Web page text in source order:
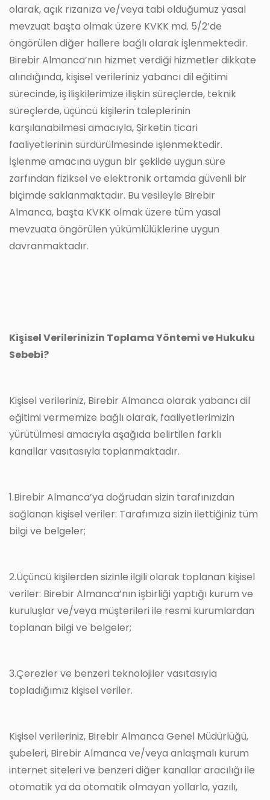
olarak, açık rızanıza ve/veya tabi olduğumuz yasal
mevzuat başta olmak üzere KVKK md. 5/2’de
öngörülen diğer hallere bağlı olarak işlenmektedir.
Birebir Almanca’nın hizmet verdiği hizmetler dikkate
alındığında, kişisel verileriniz yabancı dil eğitimi
sürecinde, iş ilişkilerimize ilişkin süreçlerde, teknik
süreçlerde, üçüncü kişilerin taleplerinin
karşılanabilmesi amacıyla, Şirketin ticari
faaliyetlerinin sürdürülmesinde işlenmektedir.
İşlenme amacına uygun bir şekilde uygun süre
zarfından fiziksel ve elektronik ortamda güvenli bir
biçimde saklanmaktadır. Bu vesileyle Birebir
Almanca, başta KVKK olmak üzere tüm yasal
mevzuata öngörülen yükümlülüklerine uygun
davranmaktadır.
Kişisel Verilerinizin Toplama Yöntemi ve Hukuku
Sebebi?
Kişisel verileriniz, Birebir Almanca olarak yabancı dil
eğitimi vermemize bağlı olarak, faaliyetlerimizin
yürütülmesi amacıyla aşağıda belirtilen farklı
kanallar vasıtasıyla toplanmaktadır.
1.Birebir Almanca’ya doğrudan sizin tarafınızdan
sağlanan kişisel veriler: Tarafımıza sizin ilettiğiniz tüm
bilgi ve belgeler;
2.Üçüncü kişilerden sizinle ilgili olarak toplanan kişisel
veriler: Birebir Almanca’nın işbirliği yaptığı kurum ve
kuruluşlar ve/veya müşterileri ile resmi kurumlardan
toplanan bilgi ve belgeler;
3.Çerezler ve benzeri teknolojiler vasıtasıyla
topladığımız kişisel veriler.
Kişisel verileriniz, Birebir Almanca Genel Müdürlüğü,
şubeleri, Birebir Almanca ve/veya anlaşmalı kurum
internet siteleri ve benzeri diğer kanallar aracılığı ile
otomatik ya da otomatik olmayan yollarla, yazılı,